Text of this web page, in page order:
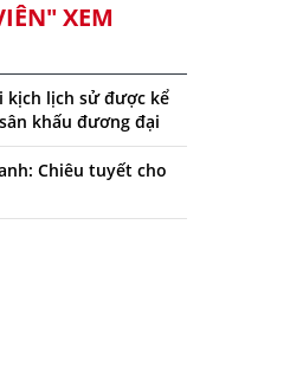
XEM
kịch lịch sử được kể
khấu đương đại
Chiêu tuyết cho